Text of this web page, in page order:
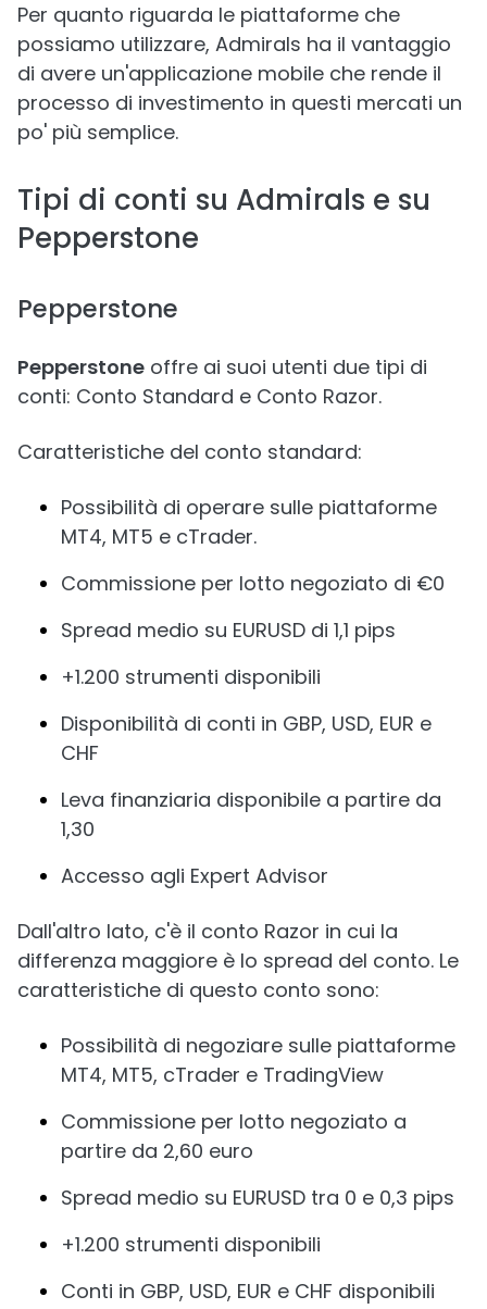
Per quanto riguarda le piattaforme che
possiamo utilizzare, Admirals ha il vantaggio
di avere un'applicazione mobile che rende il
processo di investimento in questi mercati un
po' più semplice.
Tipi di conti su Admirals e su
Pepperstone
Pepperstone
Pepperstone offre ai suoi utenti due tipi di
conti: Conto Standard e Conto Razor.
Caratteristiche del conto standard:
Possibilità di operare sulle piattaforme
MT4, MT5 e cTrader.
Commissione per lotto negoziato di €0
Spread medio su EURUSD di 1,1 pips
+1.200 strumenti disponibili
Disponibilità di conti in GBP, USD, EUR e
CHF
Leva finanziaria disponibile a partire da
1,30
Accesso agli Expert Advisor
Dall'altro lato, c'è il conto Razor in cui la
differenza maggiore è lo spread del conto. Le
caratteristiche di questo conto sono:
Possibilità di negoziare sulle piattaforme
MT4, MT5, cTrader e TradingView
Commissione per lotto negoziato a
partire da 2,60 euro
Spread medio su EURUSD tra 0 e 0,3 pips
+1.200 strumenti disponibili
Conti in GBP, USD, EUR e CHF disponibili